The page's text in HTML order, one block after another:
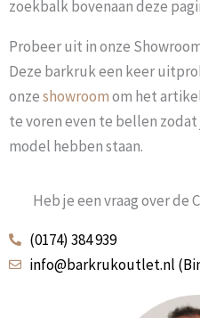
zoekbalk bovenaan deze
Probeer uit in onze
Deze barkruk een keer
onzeshowroomom het
te voren even te bellen
model hebben staan.
Heb je een vraag over de
(0174) 384 939
info@barkrukoutlet.nl